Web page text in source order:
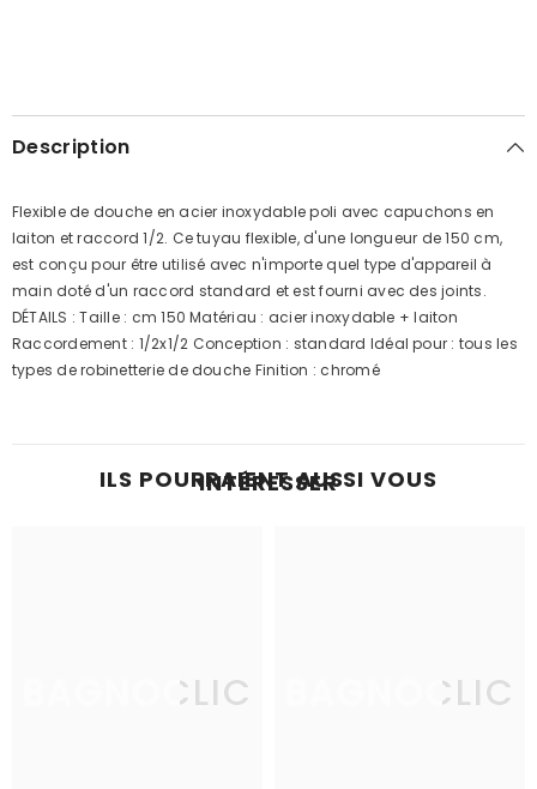
Description
Flexible de douche en acier inoxydable poli avec capuchons en
laiton et raccord 1/2. Ce tuyau flexible, d'une longueur de 150 cm,
est conçu pour être utilisé avec n'importe quel type d'appareil à
main doté d'un raccord standard et est fourni avec des joints.
DÉTAILS : Taille : cm 150 Matériau : acier inoxydable + laiton
Raccordement : 1/2x1/2 Conception : standard Idéal pour : tous les
types de robinetterie de douche Finition : chromé
ILS POURRAIENT AUSSI VOUS
INTÉRESSER
BAGNOCLIC BAGNOCLIC